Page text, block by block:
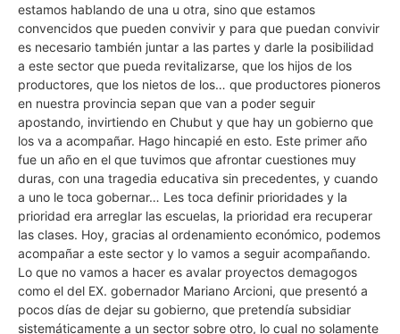
estamos hablando de una u otra, sino que estamos
convencidos que pueden convivir y para que puedan convivir
es necesario también juntar a las partes y darle la posibilidad
a este sector que pueda revitalizarse, que los hijos de los
productores, que los nietos de los… que productores pioneros
en nuestra provincia sepan que van a poder seguir
apostando, invirtiendo en Chubut y que hay un gobierno que
los va a acompañar. Hago hincapié en esto. Este primer año
fue un año en el que tuvimos que afrontar cuestiones muy
duras, con una tragedia educativa sin precedentes, y cuando
a uno le toca gobernar… Les toca definir prioridades y la
prioridad era arreglar las escuelas, la prioridad era recuperar
las clases. Hoy, gracias al ordenamiento económico, podemos
acompañar a este sector y lo vamos a seguir acompañando.
Lo que no vamos a hacer es avalar proyectos demagogos
como el del EX. gobernador Mariano Arcioni, que presentó a
pocos días de dejar su gobierno, que pretendía subsidiar
sistemáticamente a un sector sobre otro, lo cual no solamente